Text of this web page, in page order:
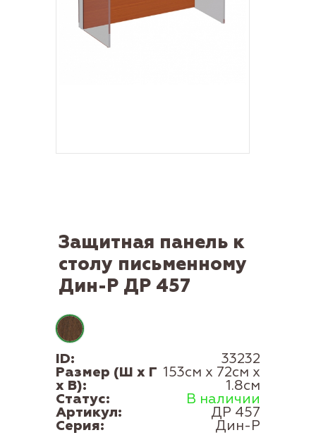
Защитная панель к
столу письменному
Дин-Р ДР 457
ID: 33232
Размер (Ш x Г
x В):
153см x 72см x
1.8см
Статус: В наличии
Артикул: ДР 457
Серия: Дин-Р